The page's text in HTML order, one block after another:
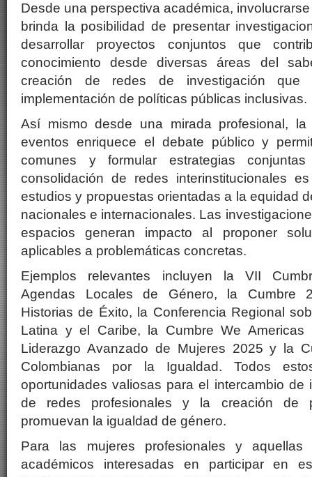
Desde una perspectiva académica,
brinda la posibilidad de presentar
desarrollar proyectos conjuntos que
conocimiento desde diversas áreas del
creación de redes de investigación
implementación de políticas públicas inclusivas.
Así mismo desde una mirada profesional,
eventos enriquece el debate público y
comunes y formular estrategias
consolidación de redes interinstitucionales
estudios y propuestas orientadas a la equidad
nacionales e internacionales. Las
espacios generan impacto al proponer
aplicables a problemáticas concretas.
Ejemplos relevantes incluyen la VII
Agendas Locales de Género, la Cumbre
Historias de Éxito, la Conferencia Regional
Latina y el Caribe, la Cumbre We Americas
Liderazgo Avanzado de Mujeres 2025 y la
Colombianas por la Igualdad. Todos
oportunidades valiosas para el intercambio de
de redes profesionales y la creación de
promuevan la igualdad de género.
Para las mujeres profesionales y aquellas
académicos interesadas en participar en